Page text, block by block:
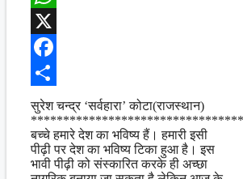
WhatsApp
X
Facebook
Share
सुरेश चन्द्र ‘सर्वहारा’ कोटा(राजस्थान)
बच्चे हमारे देश का भविष्य हैं। हमारी इसी
पीढ़ी पर देश का भविष्य टिका हुआ है। इस
भावी पीढ़ी को संस्कारित करके ही अच्छा